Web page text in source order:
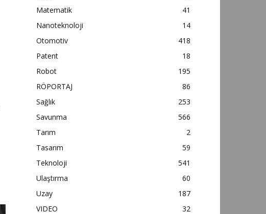
Matematik
41
Nanoteknoloji
14
Otomotiv
418
Patent
18
Robot
195
RÖPORTAJ
86
Sağlık
253
Savunma
566
Tarım
2
Tasarım
59
Teknoloji
541
Ulaştırma
60
Uzay
187
VIDEO
32